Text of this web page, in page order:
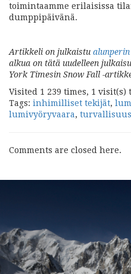
toimintaamme erilaisissa
dumppipäivänä.
Artikkeli on julkaistu alunperin
alkua on tätä uudelleen
York Timesin Snow Fall -
Visited 1 239 times, 1 visit(s)
Tags: inhimilliset tekijät,
lumivyöryvaara, turvallisuus
Comments are closed here.